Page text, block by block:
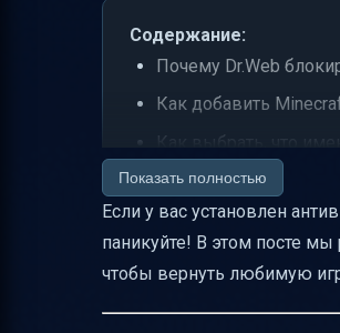
Содержание:
Почему Dr.Web
Как добавить
Как выбрать, что
Важные
Визуальные
Особенности
Показать полностью
Если у вас установлен
паникуйте! В этом посте мы
чтобы вернуть любимую